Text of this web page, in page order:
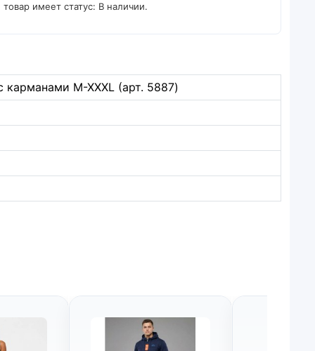
товар имеет статус: В наличии.
M-XXXL (арт. 5887)